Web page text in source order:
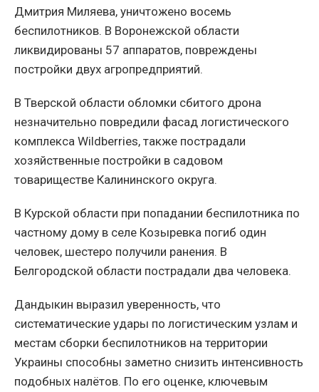
Дмитрия Миляева, уничтожено восемь
беспилотников. В Воронежской области
ликвидированы 57 аппаратов, повреждены
постройки двух агропредприятий.
В Тверской области обломки сбитого дрона
незначительно повредили фасад логистического
комплекса Wildberries, также пострадали
хозяйственные постройки в садовом
товариществе Калининского округа.
В Курской области при попадании беспилотника по
частному дому в селе Козыревка погиб один
человек, шестеро получили ранения. В
Белгородской области пострадали два человека.
Дандыкин выразил уверенность, что
систематические удары по логистическим узлам и
местам сборки беспилотников на территории
Украины способны заметно снизить интенсивность
подобных налётов. По его оценке, ключевым